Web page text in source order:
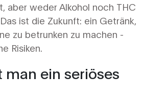
aber weder Alkohol noch THC
ist die Zukunft: ein Getränk,
zu betrunken zu machen -
Risiken.
man ein seriöses